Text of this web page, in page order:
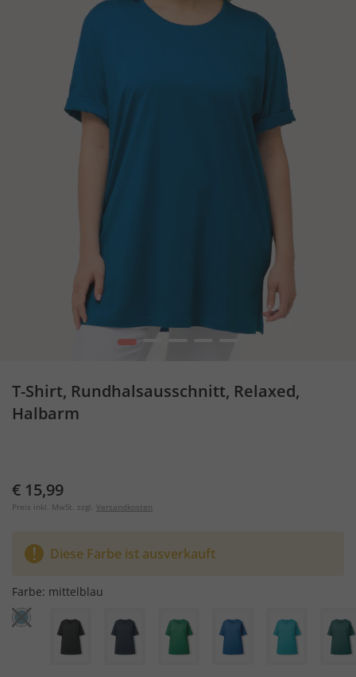
1
T-Shirt, Rundhalsausschnitt, Relaxed,
Halbarm
€ 15,99
Preis inkl. MwSt. zzgl. Versandkosten
Diese Farbe ist ausverkauft
Farbe: mittelblau